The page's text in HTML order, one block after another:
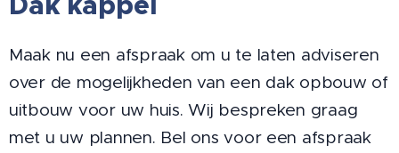
Maak nu een afspraak om u te laten adviseren
over de mogelijkheden van een dak opbouw of
uitbouw voor uw huis. Wij bespreken graag
met u uw plannen. Bel ons voor een afspraak